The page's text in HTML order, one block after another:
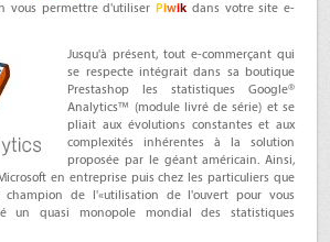
vous permettre d'utiliserPiwik dans votre site e-
Jusqu'à présent, tout e-commerçant qui
se respecte intégrait dans sa boutique
Prestashop les statistiques Google®
Analytics™ (module livré de série) et se
pliait aux évolutions constantes et aux
complexités inhérentes à la solution
proposée par le géant américain. Ainsi,
en entreprise puis chez les particuliers que
champion de l'«utilisation de l'ouvert pour vous
un quasi monopole mondial des statistiques